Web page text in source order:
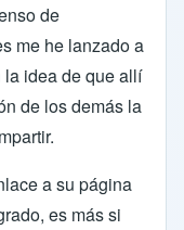
de
me he lanzado a
idea de que allí
de los demás la
a su página
es más si